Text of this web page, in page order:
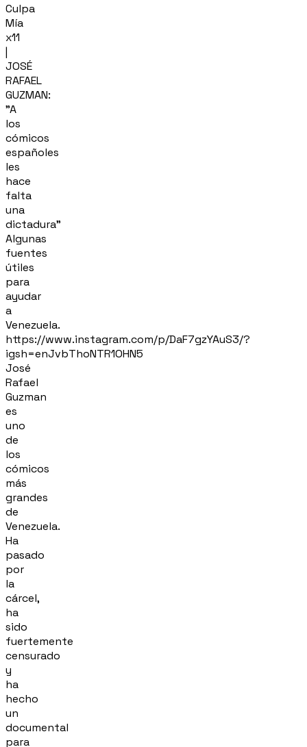
Culpa
Mía
x11
|
JOSÉ
RAFAEL
GUZMAN:
"A
los
cómicos
españoles
les
hace
falta
una
dictadura"
Algunas
fuentes
útiles
para
ayudar
a
Venezuela.
https://www.instagram.com/p/DaF7gzYAuS3/?
igsh=enJvbThoNTR1OHN5
José
Rafael
Guzman
es
uno
de
los
cómicos
más
grandes
de
Venezuela.
Ha
pasado
por
la
cárcel,
ha
sido
fuertemente
censurado
y
ha
hecho
un
documental
para